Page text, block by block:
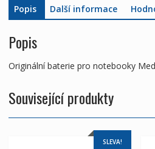
Popis Další informace
Popis
Originální baterie pro notebooky
Související produkty
SLEVA!